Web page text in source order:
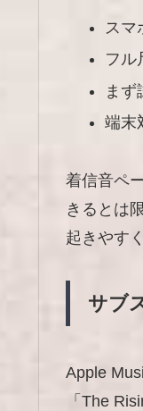
スマ
フル
ま
端末
着信音ペ
きるとは
起きやす
サブ
Apple
「The